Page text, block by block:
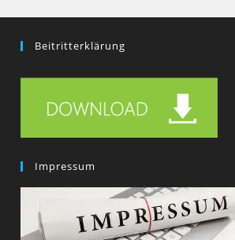
Beitritterklärung
Impressum